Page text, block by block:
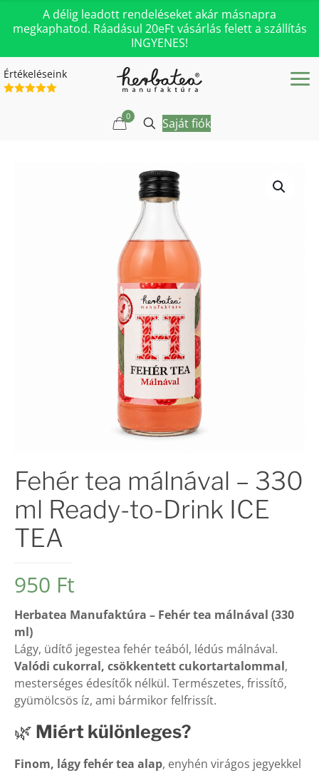
A délig leadott rendeléseket akár másnapra
megkaphatod. Ráadásul 20eFt vásárlás felett a szállítás
INGYENES!
Értékeléseink
0 Saját fiók
Fehér tea málnával – 330
ml Ready-to-Drink ICE
TEA
950 Ft
Herbatea Manufaktúra – Fehér tea málnával (330
ml)
Lágy, üdítő jegestea fehér teából, lédús málnával.
Valódi cukorral, csökkentett cukortartalommal,
mesterséges édesítők nélkül. Természetes, frissítő,
gyümölcsös íz, ami bármikor felfrissít.
🌿 Miért különleges?
Finom, lágy fehér tea alap, enyhén virágos jegyekkel